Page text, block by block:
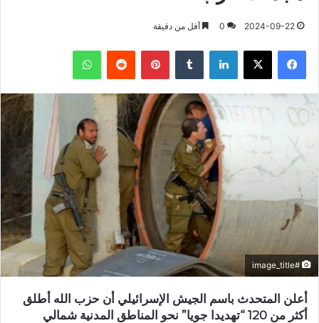
2024-09-22
0 أقل من دقيقة
فيسبوك X لينكدإن بينتيريست واتساب
#image_title
أعلن المتحدث باسم الجيش الإسرائيلي أن حزب الله أطلق
أكثر من 120 “تهديدا جويا” نحو المناطق المدنية شمالي